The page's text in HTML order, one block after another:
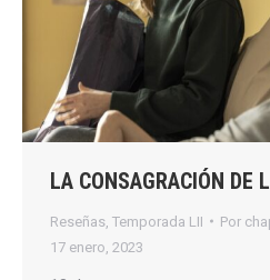
LA CONSAGRACIÓN DE
Reseñas Temporada LII Por
17 enero, 2023